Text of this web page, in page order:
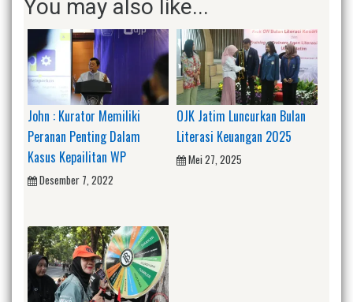
You may also like...
John : Kurator Memiliki
Peranan Penting Dalam
Kasus Kepailitan WP
Desember 7, 2022
OJK Jatim Luncurkan Bulan
Literasi Keuangan 2025
Mei 27, 2025